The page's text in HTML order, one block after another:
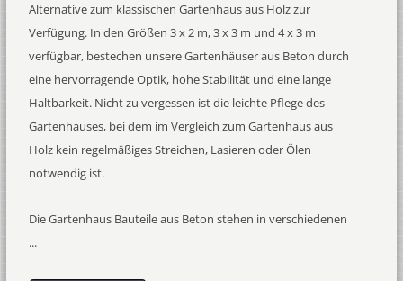
Alternative zum klassischen Gartenhaus aus Holz zur
Verfügung. In den Größen 3 x 2 m, 3 x 3 m und 4 x 3 m
verfügbar, bestechen unsere Gartenhäuser aus Beton durch
eine hervorragende Optik, hohe Stabilität und eine lange
Haltbarkeit. Nicht zu vergessen ist die leichte Pflege des
Gartenhauses, bei dem im Vergleich zum Gartenhaus aus
Holz kein regelmäßiges Streichen, Lasieren oder Ölen
notwendig ist.
Die Gartenhaus Bauteile aus Beton stehen in verschiedenen
...